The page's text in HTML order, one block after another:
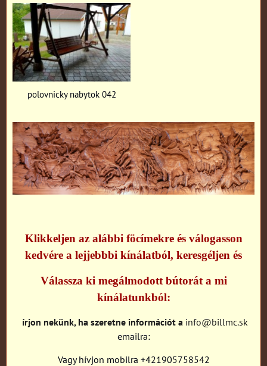
polovnicky nabytok 042
Klikkeljen az alábbi föcímekre és válogasson
kedvére a lejjebbbi kínálatból, keresgéljen és
Válassza ki megálmodott bútorát a mi
kínálatunkból:
írjon nekünk, ha szeretne információt a info@billmc.sk
emailra:
Vagy hívjon mobilra +421905758542